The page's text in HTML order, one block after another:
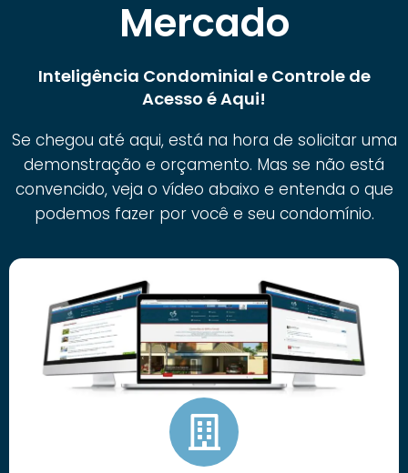
Mercado
Inteligência Condominial e Controle de
Acesso é Aqui!
Se chegou até aqui, está na hora de solicitar uma
demonstração e orçamento. Mas se não está
convencido, veja o vídeo abaixo e entenda o que
podemos fazer por você e seu condomínio.